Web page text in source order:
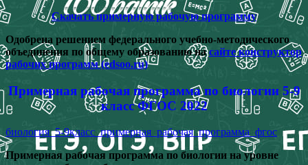
Скачать примерную рабочую программу
Одобрена решением федерального учебно-методического
объединения по общему образованию насайте конструктор
рабочих программ (edsoo.ru)
Примерная рабочая программа по биологии 5-9
класс ФГОС 2022
биология_5-9класс_примерная_рабочая_программа_фгос
Примерная рабочая программа по биологии на уровне